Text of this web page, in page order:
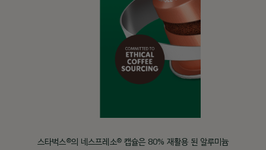
스타벅스®의 네스프레소® 캡슐은 80% 재활용 된 알루미늄
아메리
카
지, 라틴 아메리카의 커피는 맛과 품질이
두는 코코아 향과 은은한 스파이스 향이
로스트 스펙트럼 중 가장 라이트한 스타벅스®블론드 로스트는 가벼운 바디감과 은
은한 풍미를 가졌습니다.